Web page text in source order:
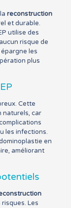
reconstruction
et durable.
utilise des
risque de
les
plus
Cette
naturels, car
les infections.
en
améliorant
Les